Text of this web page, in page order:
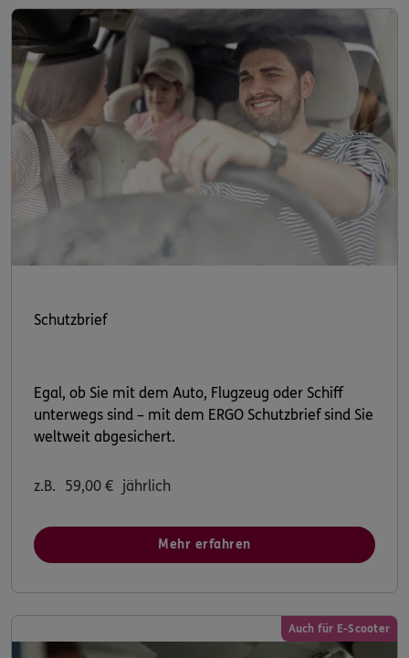
Schutzbrief
Egal, ob Sie mit dem Auto, Flugzeug oder Schiff
unterwegs sind – mit dem ERGO Schutzbrief sind Sie
weltweit abgesichert.
z.B. 59,00 € jährlich
Mehr erfahren
Auch für E-Scooter